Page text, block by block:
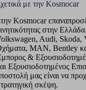
με την Kosmocar
Kosmocar
στην
Audi, Skoda,
MAN, Bentley
&
Εξουσιοδοτημένος
μας είναι να
σκέψη.